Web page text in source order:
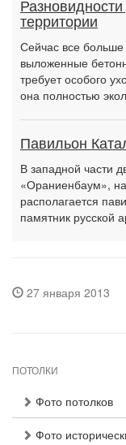
территории
Сейчас все
выложенные
требует особого
она полностью
Павильон
В западной части
«Ораниенбаум»,
располагается
памятник русской
27 января 2013
ПОТОЛКИ
Фото потолков
Фото